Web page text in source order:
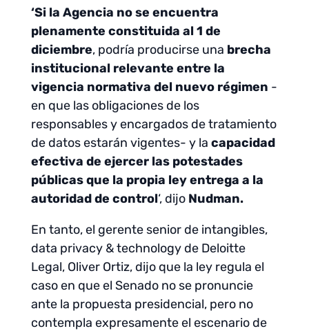
‘Si la Agencia no se encuentra
plenamente constituida al 1 de
diciembre, podría producirse una brecha
institucional relevante entre la
vigencia normativa del nuevo régimen -
en que las obligaciones de los
responsables y encargados de tratamiento
de datos estarán vigentes- y la capacidad
efectiva de ejercer las potestades
públicas que la propia ley entrega a la
autoridad de control‘, dijo Nudman.
En tanto, el gerente senior de intangibles,
data privacy & technology de Deloitte
Legal, Oliver Ortiz, dijo que la ley regula el
caso en que el Senado no se pronuncie
ante la propuesta presidencial, pero no
contempla expresamente el escenario de